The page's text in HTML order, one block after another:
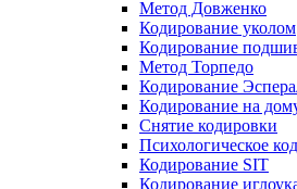
Метод Довженко
Кодирование уколом
Кодирование
Метод Торпедо
Кодирование
Кодирование на
Снятие кодировки
Психологическое
Кодирование SIT
Кодирование